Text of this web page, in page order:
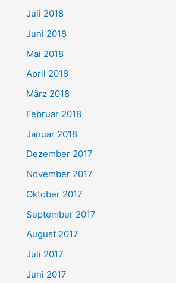
Juli 2018
Juni 2018
Mai 2018
April 2018
März 2018
Februar 2018
Januar 2018
Dezember 2017
November 2017
Oktober 2017
September 2017
August 2017
Juli 2017
Juni 2017